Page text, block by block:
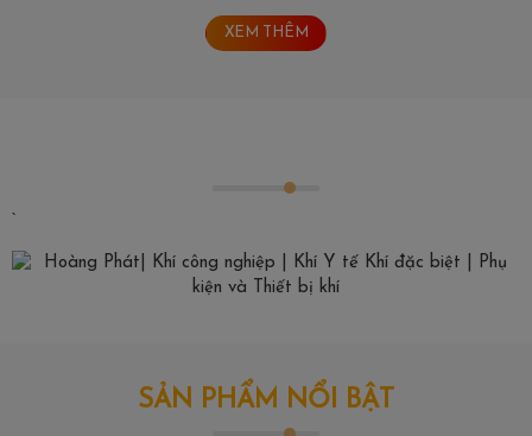
XEM THÊM
`
SẢN PHẨM NỔI BẬT